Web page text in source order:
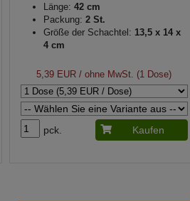
Länge: 42 cm
Packung: 2 St.
Größe der Schachtel: 13,5 x 14 x
4 cm
5,39 EUR / ohne MwSt. (1 Dose)
pck. Kaufen